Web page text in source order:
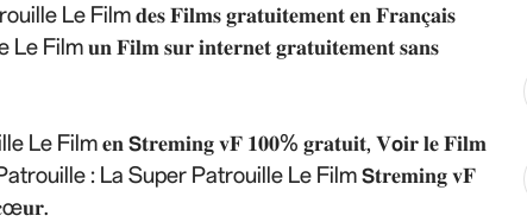
Le Film 𝐝𝐞𝐬 𝐅𝐢𝐥𝐦𝐬 𝐠𝐫𝐚𝐭𝐮𝐢𝐭𝐞𝐦𝐞𝐧𝐭 𝐞𝐧 𝐅𝐫𝐚𝐧𝐜̧𝐚𝐢𝐬
Film 𝐮𝐧 𝐅𝐢𝐥𝐦 𝐬𝐮𝐫 𝐢𝐧𝐭𝐞𝐫𝐧𝐞𝐭 𝐠𝐫𝐚𝐭𝐮𝐢𝐭𝐞𝐦𝐞𝐧𝐭 𝐬𝐚𝐧𝐬
Film 𝐞𝐧 𝗦𝐭𝐫𝐞𝐦𝐢𝐧𝐠 𝐯𝐅 𝟏𝟎𝟎% 𝐠𝐫𝐚𝐭𝐮𝐢𝐭, 𝐕𝗼𝐢𝐫 𝐥𝐞 𝐅𝐢𝐥𝐦
Patrouille : La Super Patrouille Le Film 𝗦𝐭𝐫𝐞𝐦𝐢𝐧𝐠 𝐯𝐅